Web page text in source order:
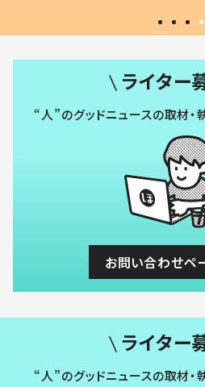
ライター
“人”のグッドニュースの取材・
お問い合わせペ
ライター
“人”のグッドニュースの取材・